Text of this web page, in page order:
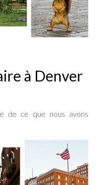
à Denver
de ce que nous avons